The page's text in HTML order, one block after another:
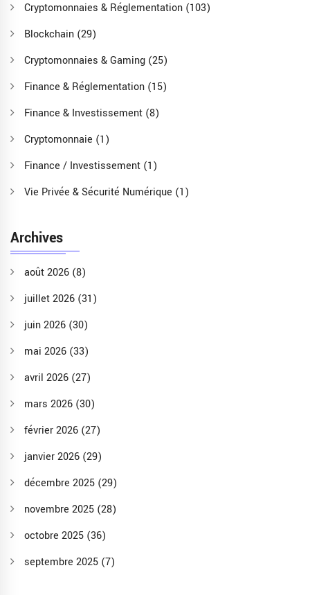
Cryptomonnaies & Réglementation (103)
Blockchain (29)
Cryptomonnaies & Gaming (25)
Finance & Réglementation (15)
Finance & Investissement (8)
Cryptomonnaie (1)
Finance / Investissement (1)
Vie Privée & Sécurité Numérique (1)
Archives
août 2026 (8)
juillet 2026 (31)
juin 2026 (30)
mai 2026 (33)
avril 2026 (27)
mars 2026 (30)
février 2026 (27)
janvier 2026 (29)
décembre 2025 (29)
novembre 2025 (28)
octobre 2025 (36)
septembre 2025 (7)